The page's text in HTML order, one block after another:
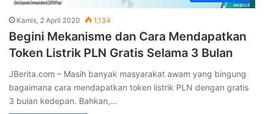
Kamis, 2 April 2020 1,134
Begini Mekanisme dan Cara Mendapatkan
Token Listrik PLN Gratis Selama 3 Bulan
JBerita.com – Masih banyak masyarakat awam yang bingung
bagaimana cara mendapatkan token listrik PLN dengan gratis
3 bulan kedepan. Bahkan,…